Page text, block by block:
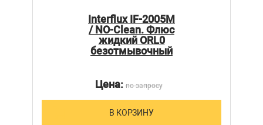
Interflux IF-2005M
/ NO-Clean. Флюс
жидкий ORL0
безотмывочный
Цена:по запросу
В КОРЗИНУ